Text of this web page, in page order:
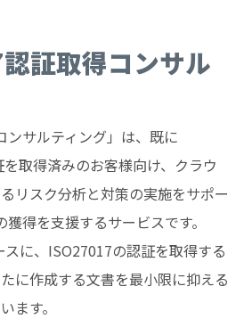
認証取得コンサル
ンサルティング」は、既に
取得済みのお客様向け、クラウ
リスク分析と対策の実施をサポー
得を支援するサービスです。
に、ISO27017の認証を取得する
に作成する文書を最小限に抑える
ます。